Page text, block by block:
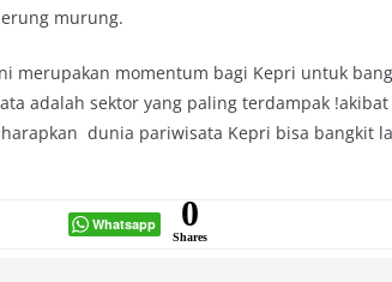
murung.
merupakan momentum bagi Kepri untuk
adalah sektor yang paling terdampak
dunia pariwisata Kepri bisa bangkit
Whatsapp 0
Shares